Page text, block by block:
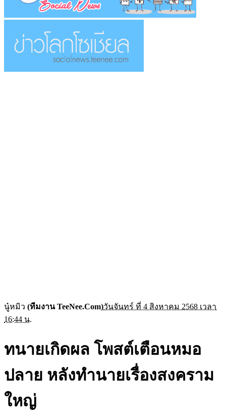
นู๋หมิว (ทีมงาน TeeNee.Com)วันจันทร์ ที่ 4 สิงหาคม 2568 เวลา
16:44 น.
ทนายเกิดผล โพสต์เตือนหมอ
ปลาย หลังทำนายเรื่องสงคราม
ใหญ่